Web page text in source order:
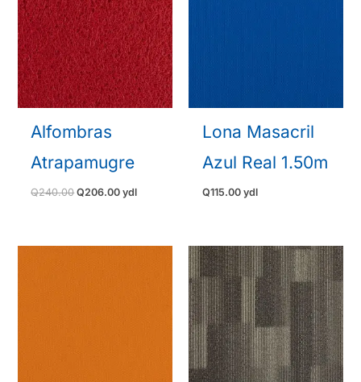
Alfombras
Atrapamugre
Q240.00El
Q240.00.
Q206.00El
Q206.00.
ydl
Lona Masacril
Azul Real 1.50m
Q115.00 ydl